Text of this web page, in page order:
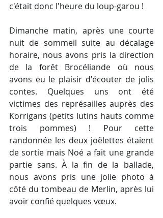
c'était donc l'heure du loup-garou !
Dimanche matin, après une courte
nuit de sommeil suite au décalage
horaire, nous avons pris la direction
de la forêt Brocéliande où nous
avons eu le plaisir d'écouter de jolis
contes. Quelques uns ont été
victimes des représailles auprès des
Korrigans (petits lutins hauts comme
trois pommes) ! Pour cette
randonnée les deux joëlettes étaient
de sortie mais Noé a fait une grande
partie sans. À la fin de la ballade,
nous avons pris une jolie photo à
côté du tombeau de Merlin, après lui
avoir confié quelques vœux.